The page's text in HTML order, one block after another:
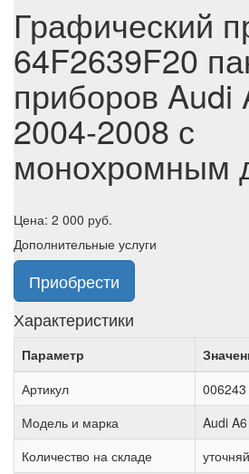
Графический
64F2639F20
приборов Audi
2004-2008 с
монохромным
Цена: 2 000 руб.
Дополнительные услуги
Приобрести
Характеристики
Параметр
Артикул
006243
Модель и марка
Audi
Количество на складе